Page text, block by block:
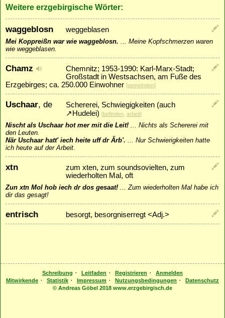
Weitere erzgebirgische Wörter:
waggeblosn weggeblasen
Mei Koppreißn war wie waggeblosn. ... Meine Kopfschmerzen waren
wie weggeblasen.
Chamz
Chemnitz; 1953-1990: Karl-Marx-Stadt;
Großstadt in Westsachsen, am Fuße des
Erzgebirges; ca. 250.000 Einwohner [gemeinden]
Uschaar, de
Schererei, Schwiegigkeiten (auch
↗ Hudelei) [befinden, arbeit]
Nischt als Uschaar hot mer mit die Leit! ... Nichts als Schererei mit
den Leuten.
När Uschaar hatt' iech heite uff dr Ärb'. ... Nur Schwierigkeiten hatte
ich heute auf der Arbeit.
xtn
zum xten, zum soundsovielten, zum
wiederholten Mal, oft
Zun xtn Mol hob iech dr dos gesaat! ...Zum wiederholten Mal habe ich
dir das gesagt!
entrisch besorgt, besorgniserregt <Adj.>
Schreibung · Leitfaden · Registrieren ·
Anmelden
Mitwirkende · Statistik · Impressum · Nutzungsbedingungen ·
Datenschutz
© Andreas Göbel 2018 www.erzgebirgisch.de